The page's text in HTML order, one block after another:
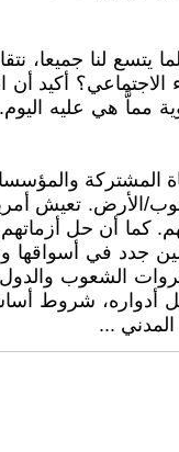
أكيد
هي عليه
المشتركة
الأرض. تعيش
كما أن حل
منافسين جدد في
أدواره، شروط
...